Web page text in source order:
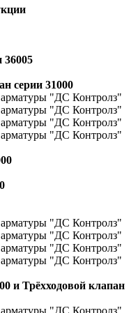
серии 31000
и Трёхходовой клапан